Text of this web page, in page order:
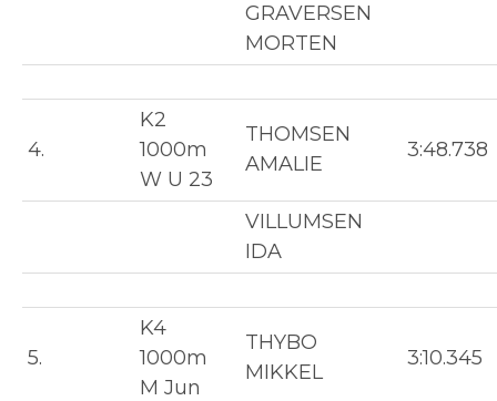
GRAVERSEN
MORTEN
4.
K2
1000m
W U 23
THOMSEN
AMALIE
3:48.738
VILLUMSEN
IDA
5.
K4
1000m
M Jun
THYBO
MIKKEL
3:10.345